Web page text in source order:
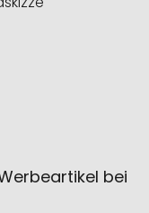
bei